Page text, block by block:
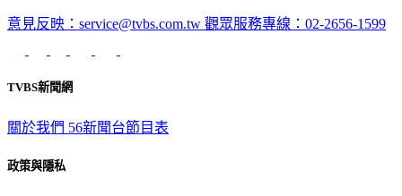
意見反映：service@tvbs.com.tw 觀眾服務專線：02-2656-1599
TVBS新聞網
關於我們 56新聞台節目表
政策與隱私